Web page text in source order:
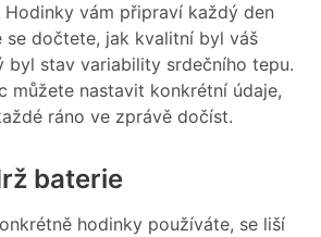
vám připraví každý den
se dočtete, jak kvalitní byl váš
byl stav variability srdečního tepu.
můžete nastavit konkrétní údaje,
ráno ve zprávě dočíst.
baterie
hodinky používáte, se liší